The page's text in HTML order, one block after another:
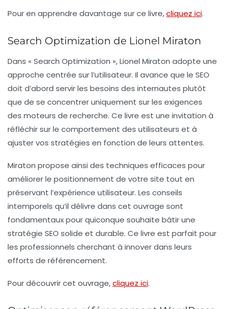
Pour en apprendre davantage sur ce livre,cliquez ici.
Search Optimization de Lionel Miraton
Dans « Search Optimization », Lionel Miraton adopte une
approche centrée sur l’utilisateur. Il avance que le SEO
doit d’abord servir les besoins des internautes plutôt
que de se concentrer uniquement sur les exigences
des moteurs de recherche. Ce livre est une invitation à
réfléchir sur le comportement des utilisateurs et à
ajuster vos stratégies en fonction de leurs attentes.
Miraton propose ainsi des techniques efficaces pour
améliorer le positionnement de votre site tout en
préservant l’expérience utilisateur. Les conseils
intemporels qu’il délivre dans cet ouvrage sont
fondamentaux pour quiconque souhaite bâtir une
stratégie SEO solide et durable. Ce livre est parfait pour
les professionnels cherchant à innover dans leurs
efforts de référencement.
Pour découvrir cet ouvrage,cliquez ici.